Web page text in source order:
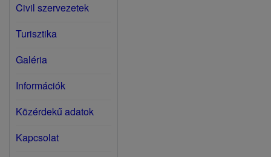
Civil szervezetek
Turisztika
Galéria
Információk
Közérdekű adatok
Kapcsolat